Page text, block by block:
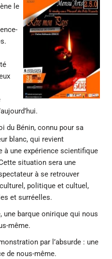
le
du Bénin, connu pour sa
blanc, qui revient
à une expérience scientifique
situation sera une
à se retrouver
politique et cultuel,
et surréelles.
une barque onirique qui nous
même.
par l’absurde : une
de nous-même.